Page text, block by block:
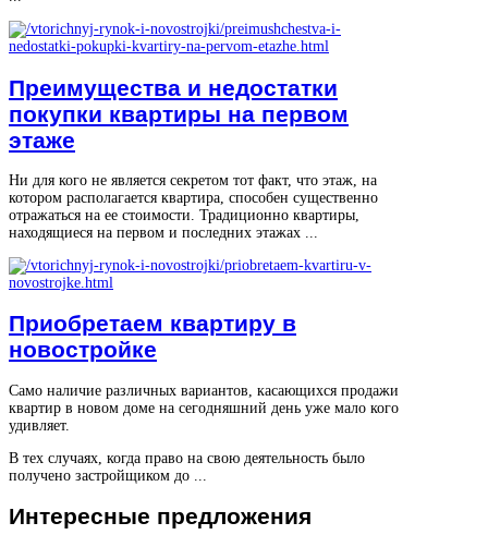
Преимущества и недостатки
покупки квартиры на первом
этаже
Ни для кого не является секретом тот факт, что этаж, на
котором располагается квартира, способен существенно
отражаться на ее стоимости. Традиционно квартиры,
находящиеся на первом и последних этажах ...
Приобретаем квартиру в
новостройке
Само наличие различных вариантов, касающихся продажи
квартир в новом доме на сегодняшний день уже мало кого
удивляет.
В тех случаях, когда право на свою деятельность было
получено застройщиком до ...
Интересные предложения